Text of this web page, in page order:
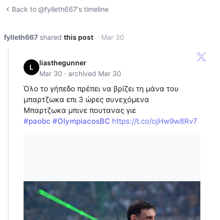
Back to @fylleth667's timeline
fylleth667 shared this post · Mar 30
L
liasthegunner
Mar 30 · archived Mar 30
Όλο το γήπεδο πρέπει να βρίζει τη μάνα του
μπαρτζωκα επι 3 ώρες συνεχόμενα
Μπαρτζωκα μπινε πουτανας γιε
#paobc #OlympiacosBC https://t.co/ojHw9w8Rv7